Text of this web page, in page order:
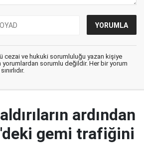
cezai ve hukuki sorumluluğu yazan kişiye
yorumlardan sorumlu değildir. Her bir yorum
ardından
gemi trafiğini